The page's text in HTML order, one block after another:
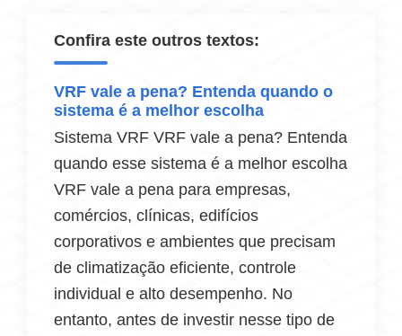
Confira este outros textos:
VRF vale a pena? Entenda quando o
sistema é a melhor escolha
Sistema VRF VRF vale a pena? Entenda
quando esse sistema é a melhor escolha
VRF vale a pena para empresas,
comércios, clínicas, edifícios
corporativos e ambientes que precisam
de climatização eficiente, controle
individual e alto desempenho. No
entanto, antes de investir nesse tipo de